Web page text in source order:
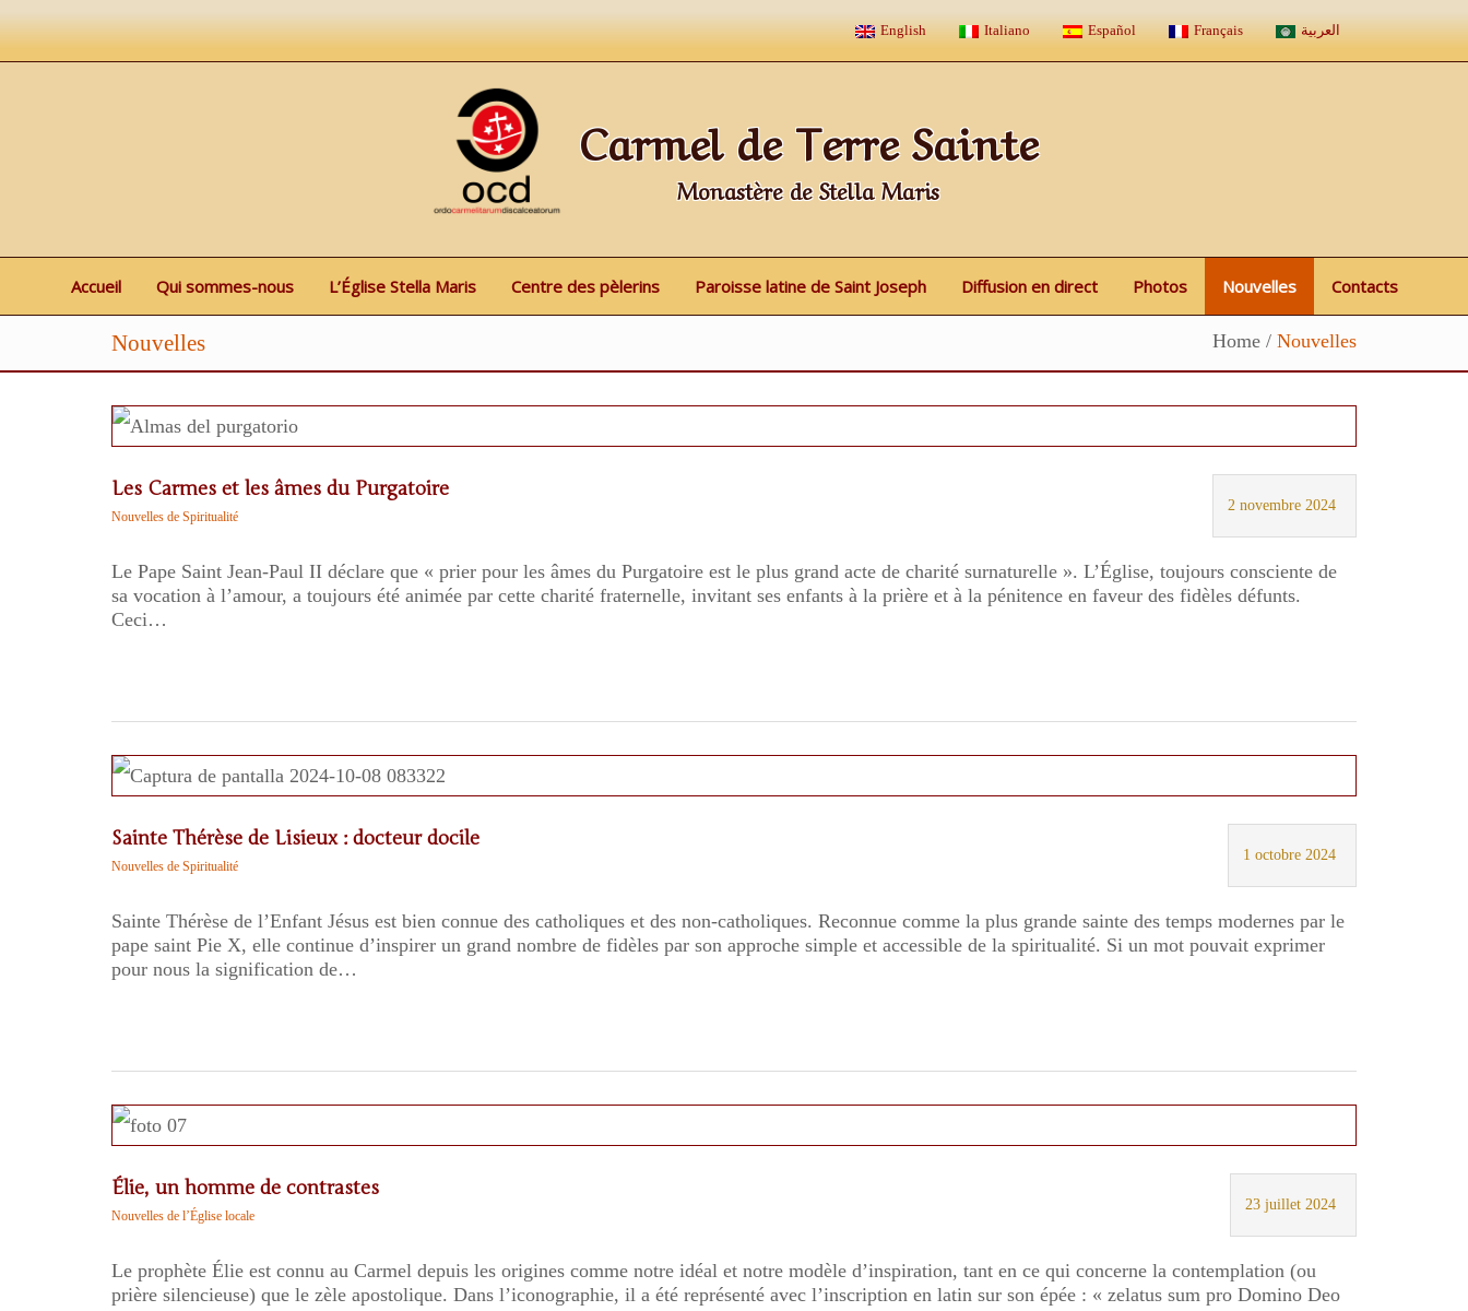
English Italiano Español Français العربية
Carmel de Terre Sainte
Monastère de Stella Maris
Accueil Qui sommes-nous L’Église Stella Maris Centre des pèlerins Paroisse latine de Saint Joseph Diffusion en direct Photos Nouvelles Contacts
Nouvelles Home / Nouvelles
Les Carmes et les âmes du Purgatoire
Nouvelles de Spiritualité
2 novembre 2024
Le Pape Saint Jean-Paul II déclare que « prier pour les âmes du Purgatoire est le plus grand acte de charité surnaturelle ». L’Église, toujours consciente de
sa vocation à l’amour, a toujours été animée par cette charité fraternelle, invitant ses enfants à la prière et à la pénitence en faveur des fidèles défunts.
Ceci…
Sainte Thérèse de Lisieux : docteur docile
Nouvelles de Spiritualité
1 octobre 2024
Sainte Thérèse de l’Enfant Jésus est bien connue des catholiques et des non-catholiques. Reconnue comme la plus grande sainte des temps modernes par le
pape saint Pie X, elle continue d’inspirer un grand nombre de fidèles par son approche simple et accessible de la spiritualité. Si un mot pouvait exprimer
pour nous la signification de…
Élie, un homme de contrastes
Nouvelles de l’Église locale
23 juillet 2024
Le prophète Élie est connu au Carmel depuis les origines comme notre idéal et notre modèle d’inspiration, tant en ce qui concerne la contemplation (ou
prière silencieuse) que le zèle apostolique. Dans l’iconographie, il a été représenté avec l’inscription en latin sur son épée : « zelatus sum pro Domino Deo